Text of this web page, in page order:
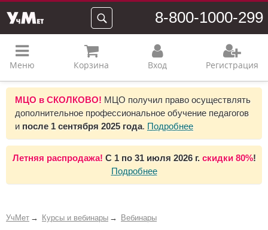
8-800-1000-299
Меню Корзина Вход Регистрация
МЦО в СКОЛКОВО! МЦО получил право осуществлять
дополнительное профессиональное обучение педагогов
и после 1 сентября 2025 года. Подробнее
Летняя распродажа! С 1 по 31 июля 2026 г. скидки 80%!
Подробнее
УчМет Курсы и вебинары Вебинары